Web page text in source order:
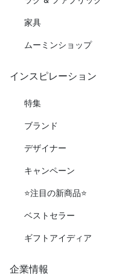
家具
ムーミンショップ
インスピレーション
特集
ブランド
デザイナー
キャンペーン
⭐️注目の新商品⭐️
ベストセラー
ギフトアイディア
企業情報